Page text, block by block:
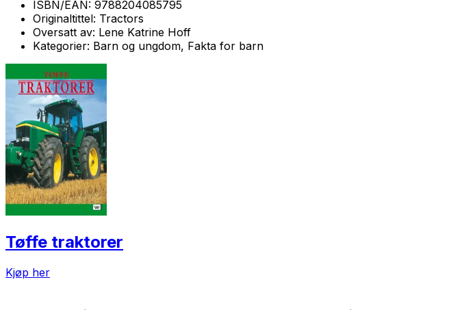
ISBN/EAN: 9788204085795
Originaltittel: Tractors
Oversatt av: Lene Katrine Hoff
Kategorier: Barn og ungdom, Fakta for barn
Tøffe traktorer
Kjøp her